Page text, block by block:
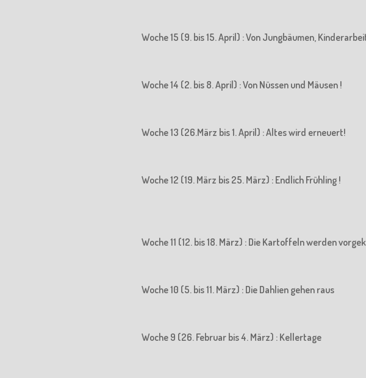
Woche 15 (9. bis 15. April) : Von Jungbäumen,
Woche 14 (2. bis 8. April) : Von Nüssen und Mäusen !
Woche 13 (26.März bis 1. April) : Altes wird erneuert!
Woche 12 (19. März bis 25. März) : Endlich Frühling !
Woche 11 (12. bis 18. März) : Die Kartoffeln werden
Woche 10 (5. bis 11. März) : Die Dahlien gehen raus
Woche 9 (26. Februar bis 4. März) : Kellertage